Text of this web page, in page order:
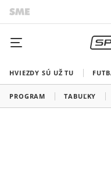
HVIEZDY SÚ UŽ TU
PROGRAM TABUĽKY